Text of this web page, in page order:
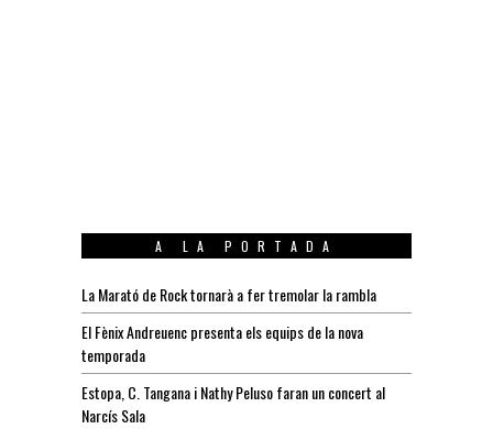
A LA PORTADA
La Marató de Rock tornarà a fer tremolar la rambla
El Fènix Andreuenc presenta els equips de la nova
temporada
Estopa, C. Tangana i Nathy Peluso faran un concert al
Narcís Sala